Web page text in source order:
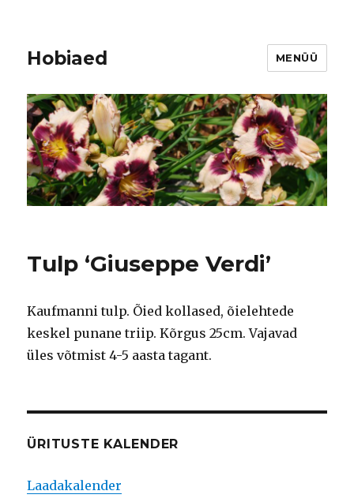
Hobiaed MENÜÜ
Tulp ‘Giuseppe Verdi’
Kaufmanni tulp. Õied kollased, õielehtede
keskel punane triip. Kõrgus 25cm. Vajavad
üles võtmist 4-5 aasta tagant.
ÜRITUSTE KALENDER
Laadakalender